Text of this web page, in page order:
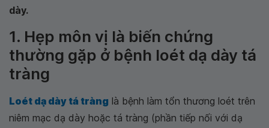
dày.
1. Hẹp môn vị là biến chứng
thường gặp ở bệnh loét dạ dày tá
tràng
Loét dạ dày tá tràng là bệnh làm tổn thương loét trên
niêm mạc dạ dày hoặc tá tràng (phần tiếp nối với dạ